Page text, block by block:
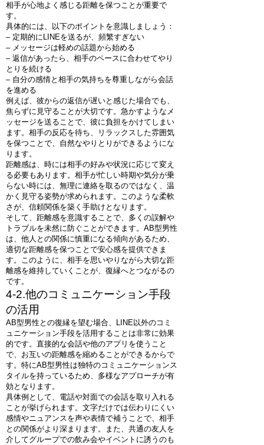
相手が心地よく感じる距離を保つことが重要で
す。
具体的には、以下のポイントを意識しましょう：
– 定期的にLINEを送るが、頻繁すぎない
– メッセージは軽めの話題から始める
– 返信があったら、相手のペースに合わせてやり
とりを続ける
– 自分の感情と相手の気持ちを尊重しながら会話
を進める
例えば、彼からの返信が遅いと感じた場合でも、
焦らずに見守ることが大切です。急かすようなメ
ッセージを送ることで、彼に負担をかけてしまい
ます。相手の反応を待ち、リラックスした雰囲気
を保つことで、自然なやりとりができるようにな
ります。
距離感は、時には相手の好みや状況に応じて変え
る必要もあります。相手が忙しい時期や気分が乗
らない時には、無理に連絡を取るのではなく、温
かく見守る姿勢が求められます。このような柔軟
さが、信頼関係を築く手助けとなります。
そして、距離感を意識することで、多くの誤解や
トラブルを未然に防ぐことができます。AB型男性
は、他人との関係に慎重になる傾向があるため、
適切な距離感を保つことで安心感を提供できま
す。このように、相手を思いやりながら大切な距
離感を維持していくことが、復縁へとつながるの
です。
4-2.他のコミュニケーション手段
の活用
AB型男性との復縁を望む場合、LINE以外のコミ
ュニケーション手段を活用することは非常に効果
的です。直接的な会話や他のアプリを使うこと
で、お互いの距離感を縮めることができるからで
す。特にAB型男性は独特のコミュニケーションス
タイルを持っているため、多様なアプローチが有
効となります。
具体例として、電話や対面での会話を取り入れる
ことが挙げられます。文字だけでは伝わりにくい
感情やニュアンスを声や表情で補うことで、相手
との関係がより深まります。また、共通の友人を
介してグループでの飲み会やイベントに誘うのも